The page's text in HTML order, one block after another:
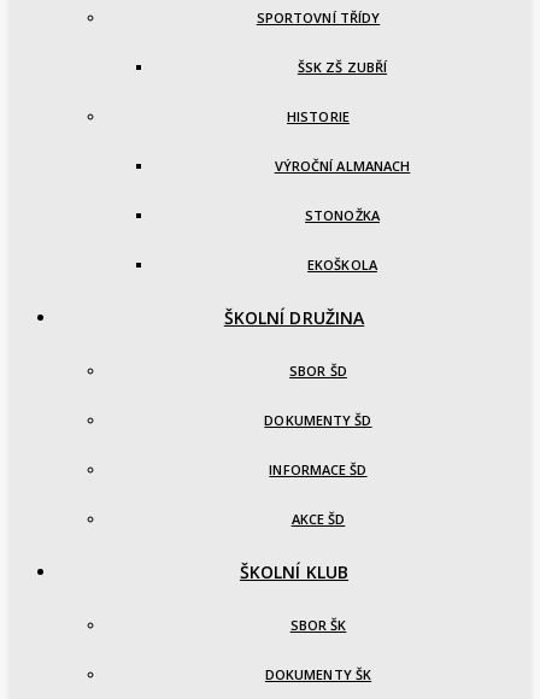
SPORTOVNÍ TŘÍDY
ŠSK ZŠ ZUBŘÍ
HISTORIE
VÝROČNÍ ALMANACH
STONOŽKA
EKOŠKOLA
ŠKOLNÍ DRUŽINA
SBOR ŠD
DOKUMENTY ŠD
INFORMACE ŠD
AKCE ŠD
ŠKOLNÍ KLUB
SBOR ŠK
DOKUMENTY ŠK